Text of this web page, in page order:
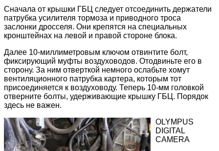
Сначала от крышки ГБЦ следует отсоединить держатели
патрубка усилителя тормоза и приводного троса
заслонки дросселя. Они крепятся на специальных
кронштейнах на левой и правой стороне блока.
Далее 10-миллиметровым ключом отвинтите болт,
фиксирующий муфты воздуховодов. Отодвиньте его в
сторону. За ним отверткой немного ослабьте хомут
вентиляционного патрубка картера, которым тот
присоединяется к воздуховоду. Теперь 10-мм головкой
отверните болты, удерживающие крышку ГБЦ. Порядок
здесь не важен.
OLYMPUS
DIGITAL
CAMERA